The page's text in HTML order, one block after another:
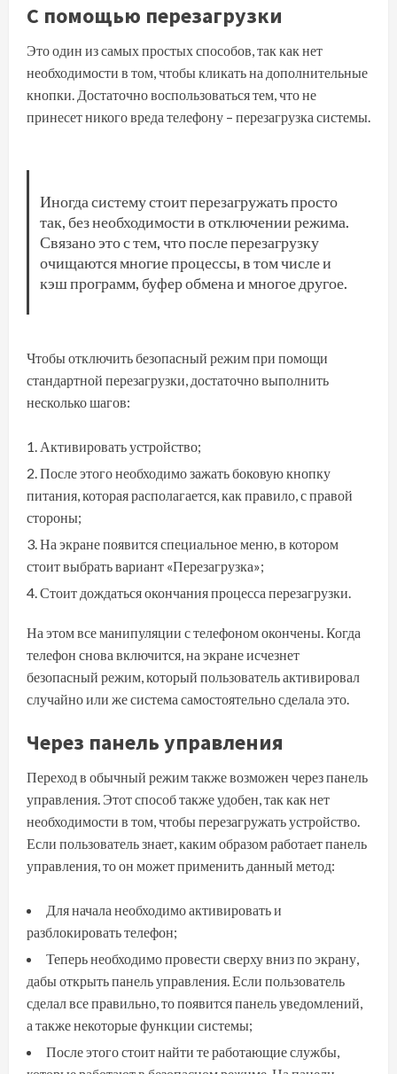
С помощью перезагрузки
Это один из самых простых способов, так как нет
необходимости в том, чтобы кликать на дополнительные
кнопки. Достаточно воспользоваться тем, что не
принесет никого вреда телефону – перезагрузка системы.
Иногда систему стоит перезагружать просто
так, без необходимости в отключении режима.
Связано это с тем, что после перезагрузку
очищаются многие процессы, в том числе и
кэш программ, буфер обмена и многое другое.
Чтобы отключить безопасный режим при помощи
стандартной перезагрузки, достаточно выполнить
несколько шагов:
Активировать устройство;
После этого необходимо зажать боковую кнопку
питания, которая располагается, как правило, с правой
стороны;
На экране появится специальное меню, в котором
стоит выбрать вариант «Перезагрузка»;
Стоит дождаться окончания процесса перезагрузки.
На этом все манипуляции с телефоном окончены. Когда
телефон снова включится, на экране исчезнет
безопасный режим, который пользователь активировал
случайно или же система самостоятельно сделала это.
Через панель управления
Переход в обычный режим также возможен через панель
управления. Этот способ также удобен, так как нет
необходимости в том, чтобы перезагружать устройство.
Если пользователь знает, каким образом работает панель
управления, то он может применить данный метод:
Для начала необходимо активировать и
разблокировать телефон;
Теперь необходимо провести сверху вниз по экрану,
дабы открыть панель управления. Если пользователь
сделал все правильно, то появится панель уведомлений,
а также некоторые функции системы;
После этого стоит найти те работающие службы,